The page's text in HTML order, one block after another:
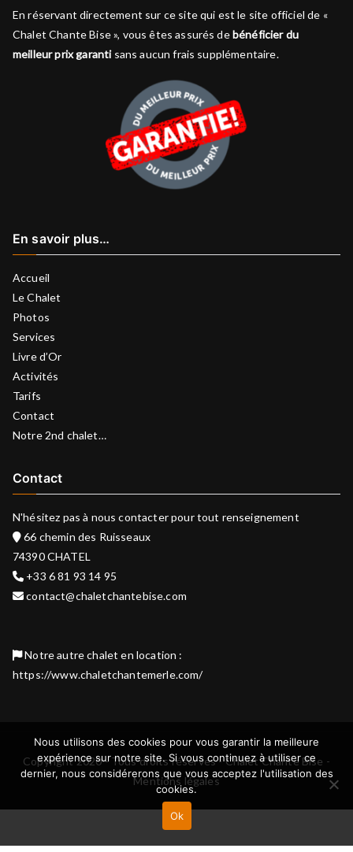
En réservant directement sur ce site qui est le site officiel de «
Chalet Chante Bise », vous êtes assurés debénéficier du
meilleur prix garantisans aucun frais supplémentaire.
En savoir plus…
Accueil
Le Chalet
Photos
Services
Livre d’Or
Activités
Tarifs
Contact
Notre 2nd chalet…
Contact
N'hésitez pas à nous contacter pour tout renseignement
66 chemin des Ruisseaux
74390 CHATEL
+33 6 81 93 14 95
contact@chaletchantebise.com
Notre autre chalet en location :
https://www.chaletchantemerle.com/
Copyright 2020 - Tous droits réservés - Chalet Chante Bise -
Mentions légales
Nous utilisons des cookies pour vous garantir la meilleure
expérience sur notre site. Si vous continuez à utiliser ce
dernier, nous considérerons que vous acceptez l'utilisation des
cookies.
Ok